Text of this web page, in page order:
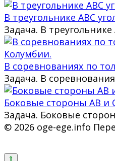
В треугольнике ABC
Задача. В
В соревнованиях по
Задача. В
Боковые стороны AB и
Задача. Боковые
© 2026 oge-ege.info